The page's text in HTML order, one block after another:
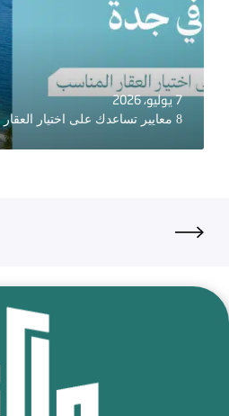
7 يوليو، 2026
8 معايير تساعدك على اختيار العقار المناسب